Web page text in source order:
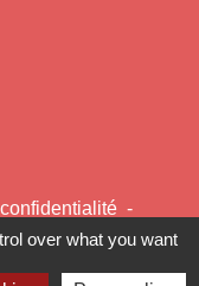
-
des cookies
over what you want